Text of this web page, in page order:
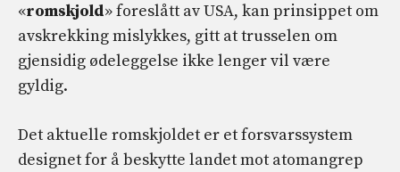
«romskjold» foreslått av USA, kan prinsippet om
avskrekking mislykkes, gitt at trusselen om
gjensidig ødeleggelse ikke lenger vil være
gyldig.
Det aktuelle romskjoldet er et forsvarssystem
designet for å beskytte landet mot atomangrep